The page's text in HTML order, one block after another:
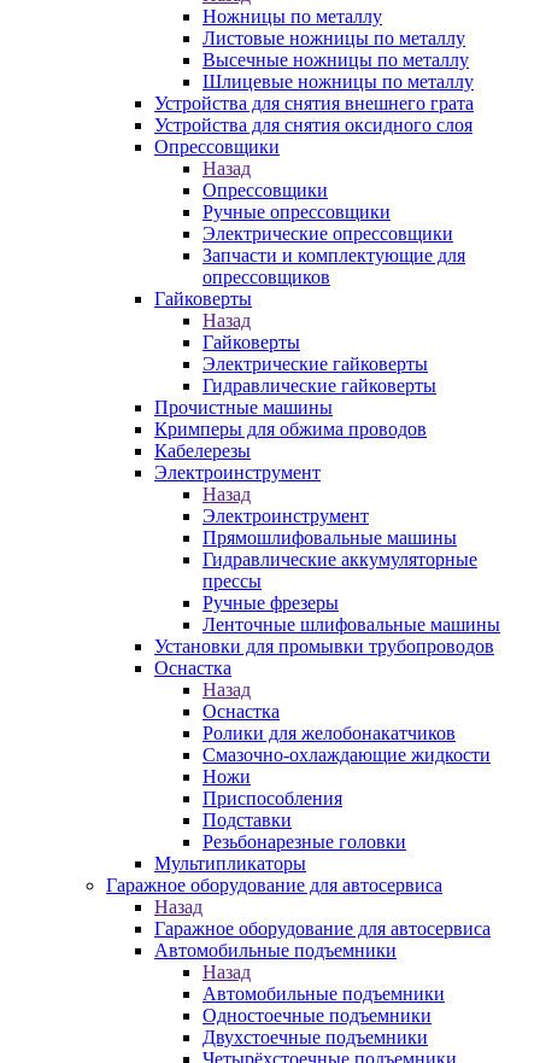
Ножницы по металлу
Листовые ножницы по металлу
Высечные ножницы по металлу
Шлицевые ножницы по металлу
Устройства для снятия внешнего грата
Устройства для снятия оксидного слоя
Опрессовщики
Назад
Опрессовщики
Ручные опрессовщики
Электрические опрессовщики
Запчасти и комплектующие для
опрессовщиков
Гайковерты
Назад
Гайковерты
Электрические гайковерты
Гидравлические гайковерты
Прочистные машины
Кримперы для обжима проводов
Кабелерезы
Электроинструмент
Назад
Электроинструмент
Прямошлифовальные машины
Гидравлические аккумуляторные
прессы
Ручные фрезеры
Ленточные шлифовальные машины
Установки для промывки трубопроводов
Оснастка
Назад
Оснастка
Ролики для желобонакатчиков
Смазочно-охлаждающие жидкости
Ножи
Приспособления
Подставки
Резьбонарезные головки
Мультипликаторы
Гаражное оборудование для автосервиса
Назад
Гаражное оборудование для автосервиса
Автомобильные подъемники
Назад
Автомобильные подъемники
Одностоечные подъемники
Двухстоечные подъемники
Четырёхстоечные подъемники